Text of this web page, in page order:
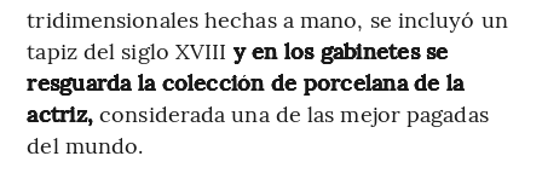
tridimensionales hechas a mano, se incluyó un
tapiz del siglo XVIII y en los gabinetes se
resguarda la colección de porcelana de la
actriz, considerada una de las mejor pagadas
del mundo.